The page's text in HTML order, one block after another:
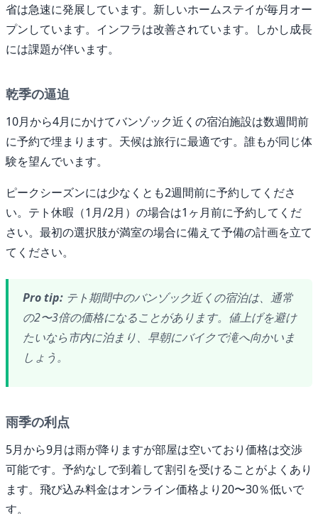
省は急速に発展しています。新しいホームステイが毎月オー
プンしています。インフラは改善されています。しかし成長
には課題が伴います。
乾季の逼迫
10月から4月にかけてバンゾック近くの宿泊施設は数週間前
に予約で埋まります。天候は旅行に最適です。誰もが同じ体
験を望んでいます。
ピークシーズンには少なくとも2週間前に予約してくださ
い。テト休暇（1月/2月）の場合は1ヶ月前に予約してくだ
さい。最初の選択肢が満室の場合に備えて予備の計画を立て
てください。
Pro tip: テト期間中のバンゾック近くの宿泊は、通常
の2〜3倍の価格になることがあります。値上げを避け
たいなら市内に泊まり、早朝にバイクで滝へ向かいま
しょう。
雨季の利点
5月から9月は雨が降りますが部屋は空いており価格は交渉
可能です。予約なしで到着して割引を受けることがよくあり
ます。飛び込み料金はオンライン価格より20〜30％低いで
す。